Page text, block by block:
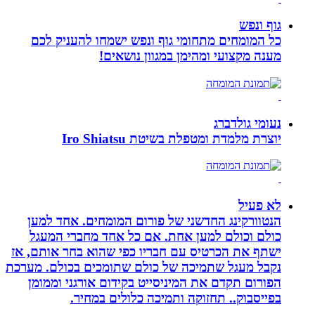
גוף ונפש
כל המומחים מתחומי גוף ונפש ישמחו להעניק לכם
מענה מקצועי ומהימן במגוון נושאים!
נעומי גולדברג
יוצרת מלמדת ומטפלת בשיטת Iro Shiatsu
לא פעיל
הנטוורקינג החדשני של פורום המומחים. אחד למען
כולם וכולם למען אחת. אם כל אחד מחברי המעגל
ישתף את הכרטיס עם חבריו כפי שהוא בחר אותם, אז
נקבל מעגל שתמיכה של כולם שתומכים בכולם. מערכת
הפורום תקדם את המיניסייט בקידום אורגני וממומן
בפייסבוק.. תחזוקה ותמיכה כלולים במחיר.